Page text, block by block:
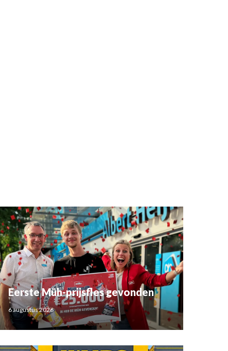
Eerste Müh-prijsfles gevonden
6 augustus 2026